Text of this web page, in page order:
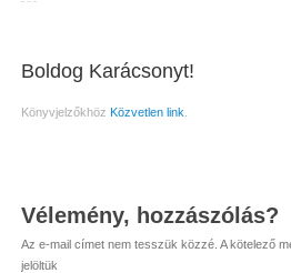
Boldog Karácsonyt!
Könyvjelzőkhöz Közvetlen link
Vélemény, hozzászólás?
Az e-mail címet nem tesszük közzé. A kötelező
jelöltük